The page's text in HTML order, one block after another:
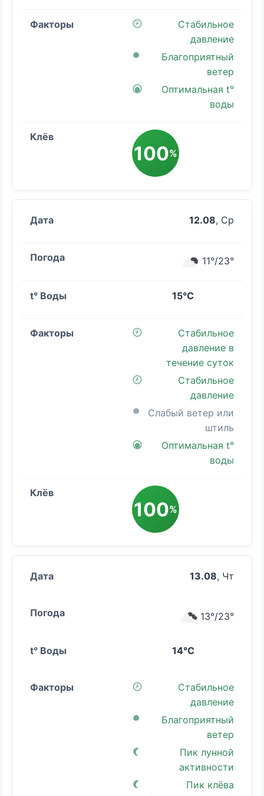
Стабильное
давление
Благоприятный
ветер
Оптимальная t°
воды
100%
12.08, Ср
11°/23°
15°C
Стабильное
давление в
течение суток
Стабильное
давление
Слабый ветер или
штиль
Оптимальная t°
воды
100%
13.08, Чт
13°/23°
14°C
Стабильное
давление
Благоприятный
ветер
Пик лунной
активности
Пик клёва